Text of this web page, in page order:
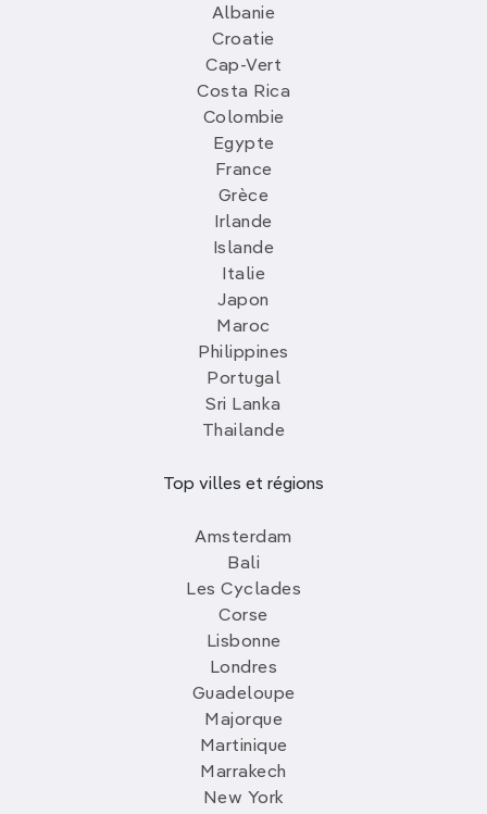
Albanie
Croatie
Cap-Vert
Costa Rica
Colombie
Egypte
France
Grèce
Irlande
Islande
Italie
Japon
Maroc
Philippines
Portugal
Sri Lanka
Thailande
Top villes et régions
Amsterdam
Bali
Les Cyclades
Corse
Lisbonne
Londres
Guadeloupe
Majorque
Martinique
Marrakech
New York